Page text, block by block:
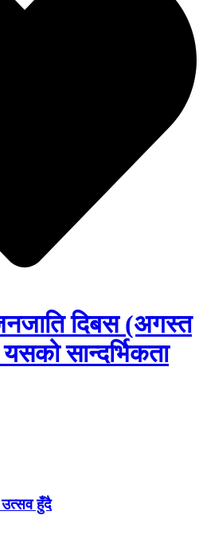
दिबस (अगस्त
सान्दर्भिकता
हुँदै